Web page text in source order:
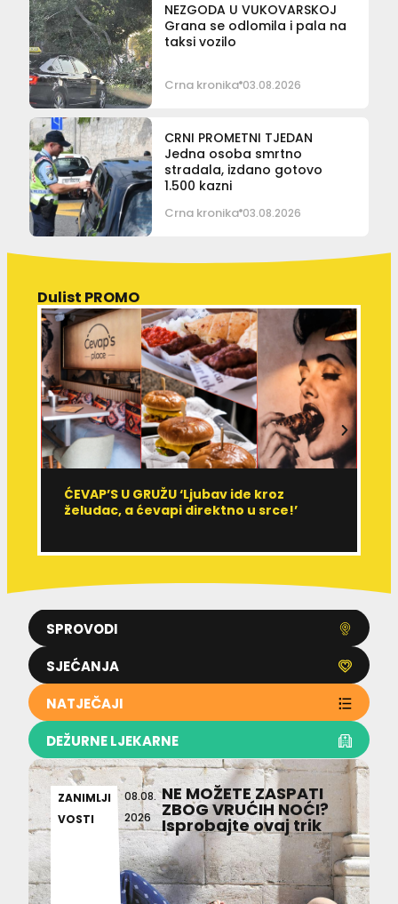
NEZGODA U VUKOVARSKOJ
Grana se odlomila i pala na
taksi vozilo
Crna kronika 03.08.2026
CRNI PROMETNI TJEDAN
Jedna osoba smrtno
stradala, izdano gotovo
1.500 kazni
Crna kronika 03.08.2026
SPROVODI
SJEĆANJA
NATJEČAJI
DEŽURNE LJEKARNE
Dulist PROMO
ĆEVAP’S U GRUŽU ‘Ljubav ide kroz
želudac, a ćevapi direktno u srce!’
ZANIMLJI
VOSTI
08.08.
2026
NE MOŽETE ZASPATI
ZBOG VRUĆIH NOĆI?
Isprobajte ovaj trik